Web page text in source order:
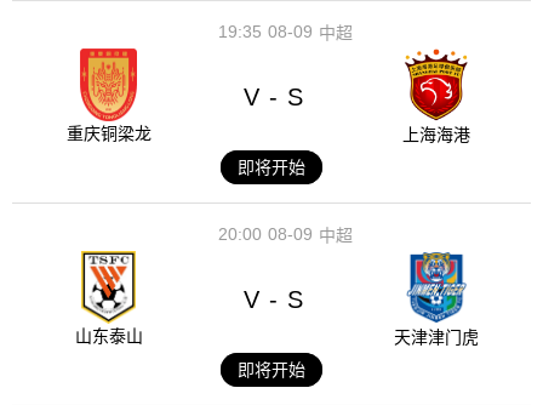
08-09
19:35 中超
重庆铜梁龙
V - S
上海海港
即将开始
08-09
20:00 中超
山东泰山
V - S
天津津门虎
即将开始